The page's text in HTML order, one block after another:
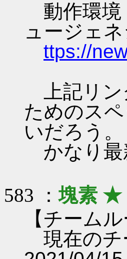
動作環境
ュージェ
ttps://
上記リン
ためのス
いだろう。
かなり最
583 ：塊素 ★
【チーム
現在のチ